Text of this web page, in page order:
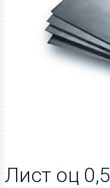
Лист оц 0,5